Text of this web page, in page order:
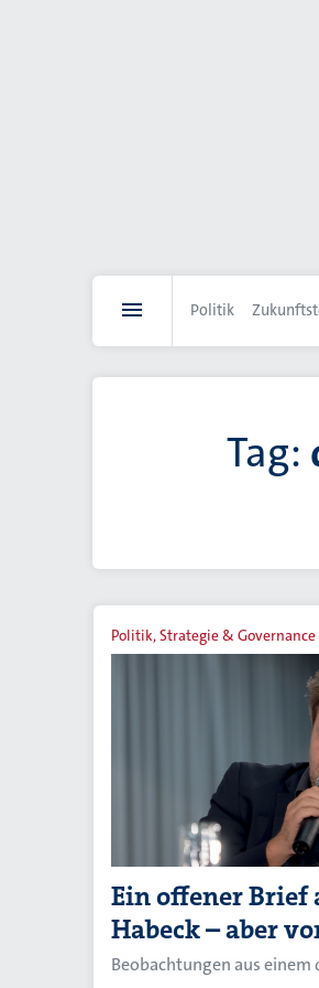
Politik
Tag:
Politik, Strategie & Governance
Ein offener Brief
Habeck – aber
Beobachtungen aus